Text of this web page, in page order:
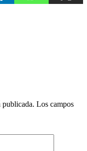
publicada. Los campos